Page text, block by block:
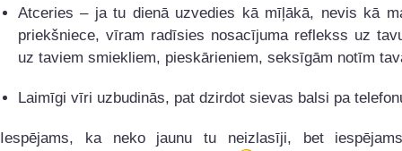
Atceries – ja tu dienā uzvedies kā mīļākā, nevis kā
priekšniece, vīram radīsies nosacījuma reflekss uz
uz taviem smiekliem, pieskārieniem, seksīgām notīm
Laimīgi vīri uzbudinās, pat dzirdot sievas balsi pa
Iespējams, ka neko jaunu tu neizlasīji, bet